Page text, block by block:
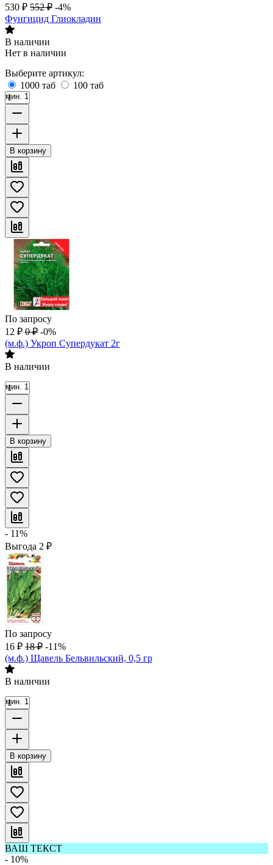
530 ₽ 552 ₽ -4%
Фунгицид Глиокладин
В наличии
Нет в наличии
Выберите артикул:
1000 таб
100 таб
мин. 1
В корзину
По запросу
12 ₽ 0 ₽ -0%
(м.ф.) Укроп Супердукат 2г
В наличии
мин. 1
В корзину
- 11%
Выгода 2 ₽
По запросу
16 ₽ 18 ₽ -11%
(м.ф.) Щавель Бельвильский, 0,5 гр
В наличии
мин. 1
В корзину
ВАШ ТЕКСТ
- 10%